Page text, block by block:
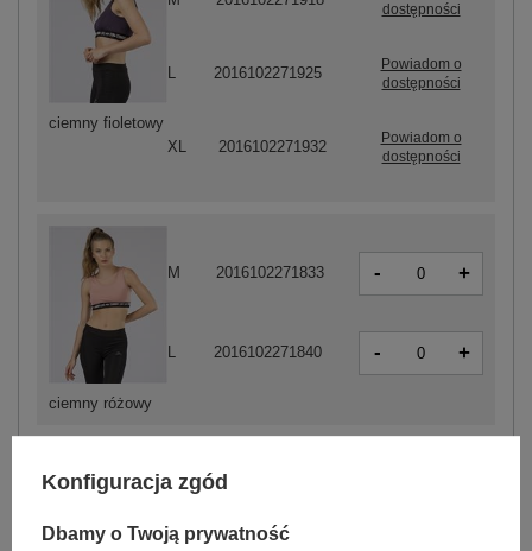
ciemny różowy
M 2016102271833 - +
L 2016102271840 - +
M 2016102271604
ciemny fioletowy
dostępności
2016102271925
Powiadom o
dostępności
XL 2016102271932
Powiadom o
dostępności
Konfiguracja zgód
Dbamy o Twoją prywatność